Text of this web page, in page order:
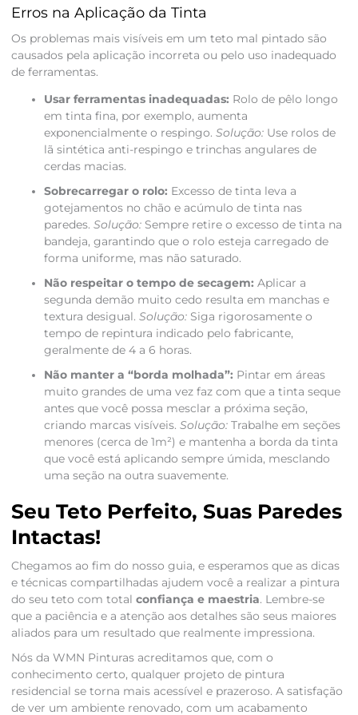
Erros na Aplicação da Tinta
Os problemas mais visíveis em um teto mal pintado são
causados pela aplicação incorreta ou pelo uso inadequado
de ferramentas.
Usar ferramentas inadequadas: Rolo de pêlo longo
em tinta fina, por exemplo, aumenta
exponencialmente o respingo. Solução:Use rolos de
lã sintética anti-respingo e trinchas angulares de
cerdas macias.
Sobrecarregar o rolo: Excesso de tinta leva a
gotejamentos no chão e acúmulo de tinta nas
paredes. Solução:Sempre retire o excesso de tinta na
bandeja, garantindo que o rolo esteja carregado de
forma uniforme, mas não saturado.
Não respeitar o tempo de secagem: Aplicar a
segunda demão muito cedo resulta em manchas e
textura desigual. Solução:Siga rigorosamente o
tempo de repintura indicado pelo fabricante,
geralmente de 4 a 6 horas.
Não manter a “borda molhada”: Pintar em áreas
muito grandes de uma vez faz com que a tinta seque
antes que você possa mesclar a próxima seção,
criando marcas visíveis. Solução:Trabalhe em seções
menores (cerca de 1m²) e mantenha a borda da tinta
que você está aplicando sempre úmida, mesclando
uma seção na outra suavemente.
Seu Teto Perfeito, Suas Paredes
Intactas!
Chegamos ao fim do nosso guia, e esperamos que as dicas
e técnicas compartilhadas ajudem você a realizar a pintura
do seu teto com total confiança e maestria. Lembre-se
que a paciência e a atenção aos detalhes são seus maiores
aliados para um resultado que realmente impressiona.
Nós da WMN Pinturas acreditamos que, com o
conhecimento certo, qualquer projeto de pintura
residencial se torna mais acessível e prazeroso. A satisfação
de ver um ambiente renovado, com um acabamento